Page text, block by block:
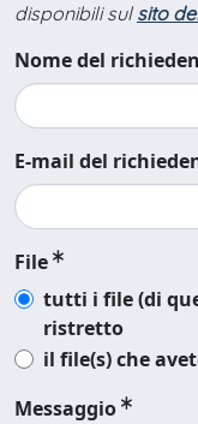
disponibili sul sito
Nome del
E-mail del
File
tutti i file (di
ristretto
il file(s) che
Messaggio